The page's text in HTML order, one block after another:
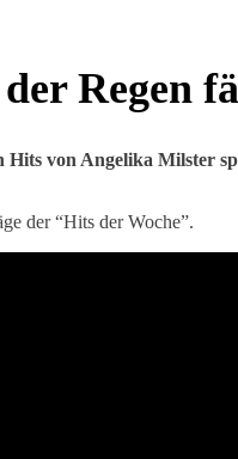
Regen
von Angelika Milster
der “Hits der Woche”.